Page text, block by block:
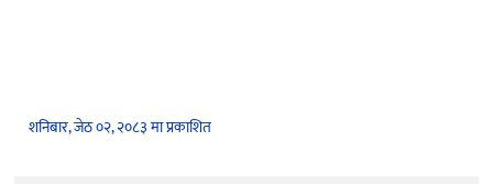
शनिबार, जेठ ०२, २०८३ मा प्रकाशित